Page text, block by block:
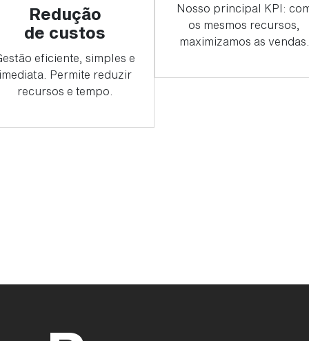
Redução
de custos
eficiente, simples e
Permite reduzir
recursos e tempo.
Nosso principal KPI:
os mesmos recursos,
maximizamos as vendas.